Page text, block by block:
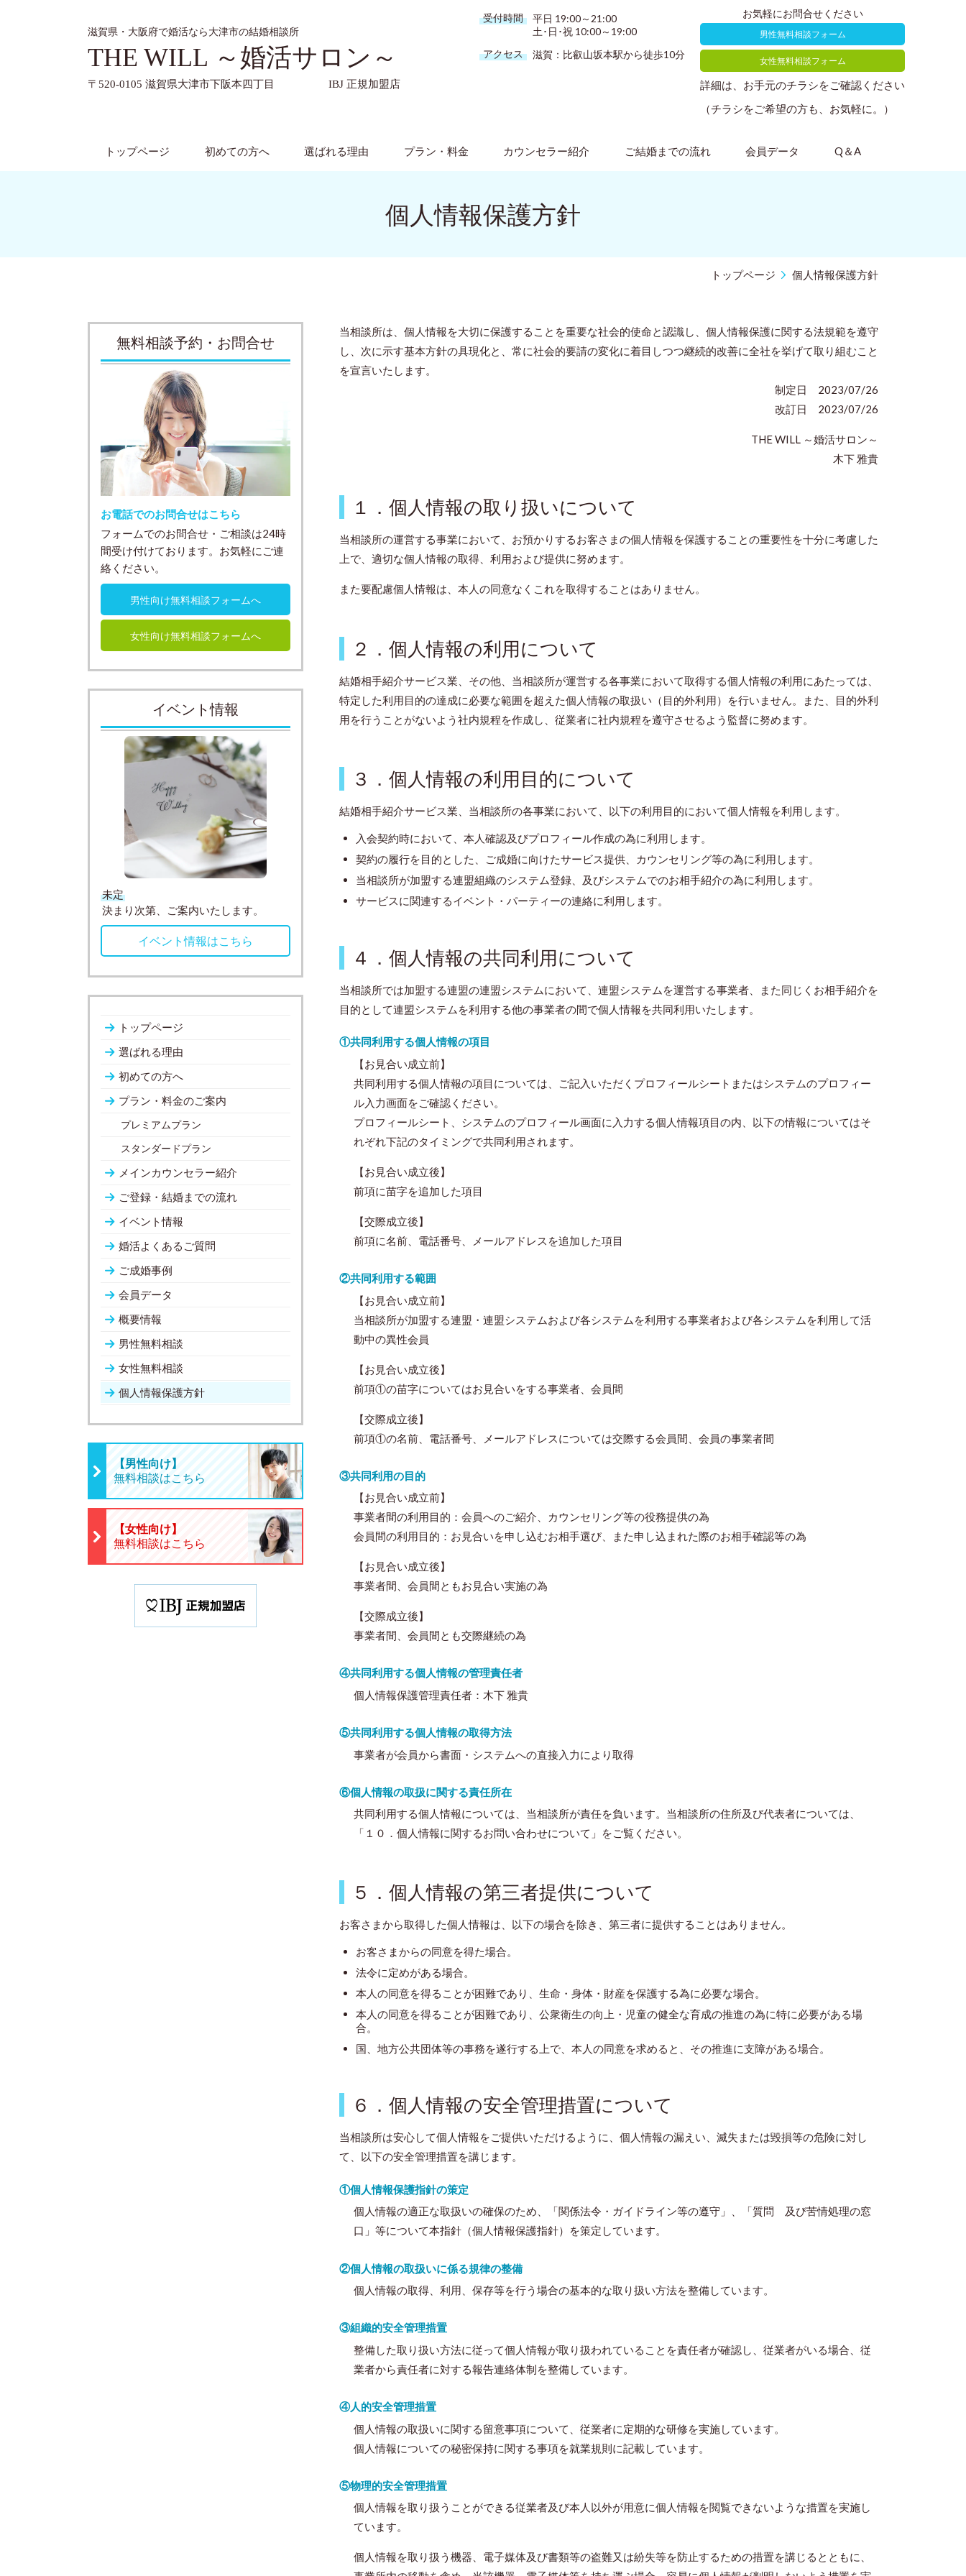
滋賀県・大阪府で婚活なら大津市の結婚相談所
THE WILL ～婚活サロン～
〒520-0105 滋賀県大津市下阪本四丁目 IBJ 正規加盟店
受付時間
平日 19:00～21:00
土･日･祝 10:00～19:00
アクセス
滋賀：比叡山坂本駅から徒歩10分
お気軽にお問合せください
男性無料相談フォーム
女性無料相談フォーム
詳細は、お手元のチラシをご確認ください
（チラシをご希望の方も、お気軽に。）
トップページ 初めての方へ 選ばれる理由 プラン・料金 カウンセラー紹介 ご結婚までの流れ 会員データ Q＆A
個人情報保護方針
トップページ 個人情報保護方針
当相談所は、個人情報を大切に保護することを重要な社会的使命と認識し、個人情報保護に関する法規範を遵守
し、次に示す基本方針の具現化と、常に社会的要請の変化に着目しつつ継続的改善に全社を挙げて取り組むこと
を宣言いたします。
制定日 2023/07/26
改訂日 2023/07/26
THE WILL ～婚活サロン～
木下 雅貴
１．個人情報の取り扱いについて
当相談所の運営する事業において、お預かりするお客さまの個人情報を保護することの重要性を十分に考慮した
上で、適切な個人情報の取得、利用および提供に努めます。
また要配慮個人情報は、本人の同意なくこれを取得することはありません。
２．個人情報の利用について
結婚相手紹介サービス業、その他、 当相談所が運営する各事業において取得する個人情報の利用にあたっては、
特定した利用目的の達成に必要な範囲を超えた個人情報の取扱い（目的外利用）を行いません。また、目的外利
用を行うことがないよう社内規程を作成し、従業者に社内規程を遵守させるよう監督に努めます。
３．個人情報の利用目的について
結婚相手紹介サービス業、 当相談所の各事業において、以下の利用目的において個人情報を利用します。
入会契約時において、本人確認及びプロフィール作成の為に利用します。
契約の履行を目的とした、ご成婚に向けたサービス提供、カウンセリング等の為に利用します。
当相談所が加盟する連盟組織のシステム登録、及びシステムでのお相手紹介の為に利用します。
サービスに関連するイベント・パーティーの連絡に利用します。
４．個人情報の共同利用について
当相談所では加盟する連盟の連盟システムにおいて、連盟システムを運営する事業者、また同じくお相手紹介を
目的として連盟システムを利用する他の事業者の間で個人情報を共同利用いたします。
①共同利用する個人情報の項目
【お見合い成立前】
共同利用する個人情報の項目については、ご記入いただくプロフィールシートまたはシステムのプロフィー
ル入力画面をご確認ください。
プロフィールシート、システムのプロフィール画面に入力する個人情報項目の内、以下の情報についてはそ
れぞれ下記のタイミングで共同利用されます。
【お見合い成立後】
前項に苗字を追加した項目
【交際成立後】
前項に名前、電話番号、メールアドレスを追加した項目
②共同利用する範囲
【お見合い成立前】
当相談所が加盟する連盟・連盟システムおよび各システムを利用する事業者および各システムを利用して活
動中の異性会員
【お見合い成立後】
前項①の苗字についてはお見合いをする事業者、会員間
【交際成立後】
前項①の名前、電話番号、メールアドレスについては交際する会員間、会員の事業者間
③共同利用の目的
【お見合い成立前】
事業者間の利用目的：会員へのご紹介、カウンセリング等の役務提供の為
会員間の利用目的：お見合いを申し込むお相手選び、また申し込まれた際のお相手確認等の為
【お見合い成立後】
事業者間、会員間ともお見合い実施の為
【交際成立後】
事業者間、会員間とも交際継続の為
④共同利用する個人情報の管理責任者
個人情報保護管理責任者：木下 雅貴
⑤共同利用する個人情報の取得方法
事業者が会員から書面・システムへの直接入力により取得
⑥個人情報の取扱に関する責任所在
共同利用する個人情報については、当相談所が責任を負います。当相談所の住所及び代表者については、
「１０．個人情報に関するお問い合わせについて」をご覧ください。
５．個人情報の第三者提供について
お客さまから取得した個人情報は、以下の場合を除き、第三者に提供することはありません。
お客さまからの同意を得た場合。
法令に定めがある場合。
本人の同意を得ることが困難であり、生命・身体・財産を保護する為に必要な場合。
本人の同意を得ることが困難であり、公衆衛生の向上・児童の健全な育成の推進の為に特に必要がある場
合。
国、地方公共団体等の事務を遂行する上で、本人の同意を求めると、その推進に支障がある場合。
６．個人情報の安全管理措置について
当相談所は安心して個人情報をご提供いただけるように、個人情報の漏えい、滅失または毀損等の危険に対し
て、以下の安全管理措置を講じます。
①個人情報保護指針の策定
個人情報の適正な取扱いの確保のため、「関係法令・ガイドライン等の遵守」、「質問 及び苦情処理の窓
口」等について本指針（個人情報保護指針）を策定しています。
②個人情報の取扱いに係る規律の整備
個人情報の取得、利用、保存等を行う場合の基本的な取り扱い方法を整備しています。
③組織的安全管理措置
整備した取り扱い方法に従って個人情報が取り扱われていることを責任者が確認し、従業者がいる場合、従
業者から責任者に対する報告連絡体制を整備しています。
④人的安全管理措置
個人情報の取扱いに関する留意事項について、従業者に定期的な研修を実施しています。
個人情報についての秘密保持に関する事項を就業規則に記載しています。
⑤物理的安全管理措置
個人情報を取り扱うことができる従業者及び本人以外が用意に個人情報を閲覧できないような措置を実施し
ています。
個人情報を取り扱う機器、電子媒体及び書類等の盗難又は紛失等を防止するための措置を講じるとともに、
無料相談予約・お問合せ
お電話でのお問合せはこちら
フォームでのお問合せ・ご相談は24時
間受け付けております。お気軽にご連
絡ください。
男性向け無料相談フォームへ
女性向け無料相談フォームへ
イベント情報
未定
決まり次第、ご案内いたします。
イベント情報はこちら
トップページ
選ばれる理由
初めての方へ
プラン・料金のご案内
プレミアムプラン
スタンダードプラン
メインカウンセラー紹介
ご登録・結婚までの流れ
イベント情報
婚活よくあるご質問
ご成婚事例
会員データ
概要情報
男性無料相談
女性無料相談
個人情報保護方針
【男性向け】
無料相談はこちら
【女性向け】
無料相談はこちら